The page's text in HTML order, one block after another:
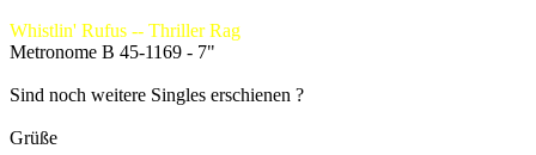
Whistlin' Rufus -- Thriller Rag
Metronome B 45-1169 - 7"
Sind noch weitere Singles erschienen ?
Grüße